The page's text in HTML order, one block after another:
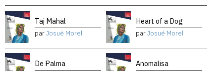
Taj Mahal
parJosué Morel
Heart of a Dog
parJosué Morel
De Palma Anomalisa